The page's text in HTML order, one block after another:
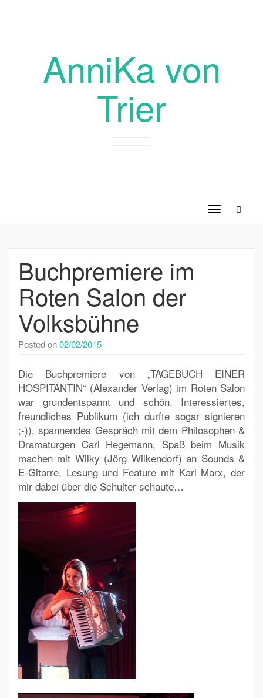
AnniKa von
Trier
Toggle
Buchpremiere im
Roten Salon der
Volksbühne
Posted on02/02/2015
Die Buchpremiere von „TAGEBUCH EINER
HOSPITANTIN“ (Alexander Verlag) im Roten Salon
war grundentspannt und schön. Interessiertes,
freundliches Publikum (ich durfte sogar signieren
;-)), spannendes Gespräch mit dem Philosophen &
Dramaturgen Carl Hegemann, Spaß beim Musik
machen mit Wilky (Jörg Wilkendorf) an Sounds &
E-Gitarre, Lesung und Feature mit Karl Marx, der
mir dabei über die Schulter schaute…